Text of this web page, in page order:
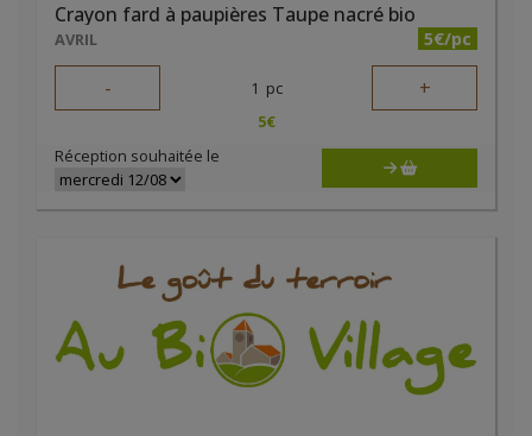
Crayon fard à paupières Taupe nacré bio
AVRIL 5€/pc
- 1 pc +
5€
Réception souhaitée le